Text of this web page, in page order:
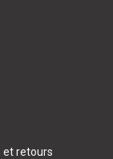
et retours